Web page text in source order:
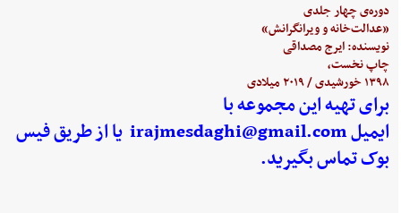
دوره‌ی چهار جلدی
«عدالت‌خانه و ویرانگرانش»
نویسنده: ایرج مصداقی
چاپ نخست،
۱۳۹۸ خورشیدی / ۲۰۱۹ میلادی
برای تهیه این مجموعه با
ایمیلirajmesdaghi@gmail.com یا از طریق فیس
بوک تماس بگیرید.